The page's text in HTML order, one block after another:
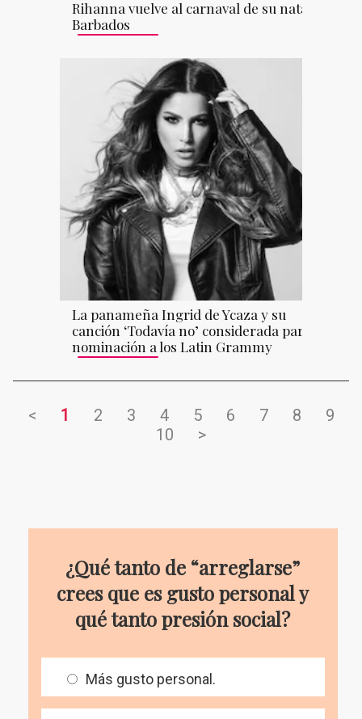
Rihanna vuelve al carnaval de su natal
Barbados
La panameña Ingrid de Ycaza y su
canción ‘Todavía no’ considerada para
nominación a los Latin Grammy
< 1 2 3 4 5 6 7 8
9
10
>
¿Qué tanto de “arreglarse”
crees que es gusto personal y
qué tanto presión social?
Más gusto personal.